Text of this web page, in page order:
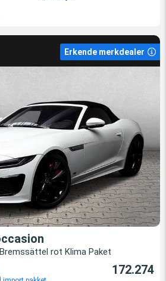
Erkende merkdealer
rot Klima Paket
172.274